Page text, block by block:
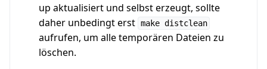
up aktualisiert und selbst erzeugt, sollte
daher unbedingt erst make distclean
aufrufen, um alle temporären Dateien zu
löschen.